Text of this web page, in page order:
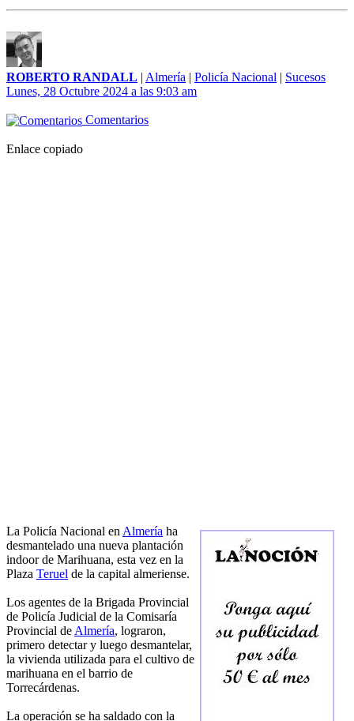
ROBERTO RANDALL | Almería | Policía Nacional | Sucesos
Lunes, 28 Octubre 2024 a las 9:03 am
Comentarios
Enlace copiado
La Policía Nacional en Almería ha
desmantelado una nueva plantación
indoor de Marihuana, esta vez en la
Plaza Teruel de la capital almeriense.
Los agentes de la Brigada Provincial
de Policía Judicial de la Comisaría
Provincial de Almería, lograron,
primero detectar y luego desmantelar,
la vivienda utilizada para el cultivo de
marihuana en el barrio de
Torrecárdenas.
La operación se ha saldado con la